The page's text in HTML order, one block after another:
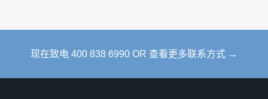
现在致电 400 838 6990 OR 查看更多联系方式 →